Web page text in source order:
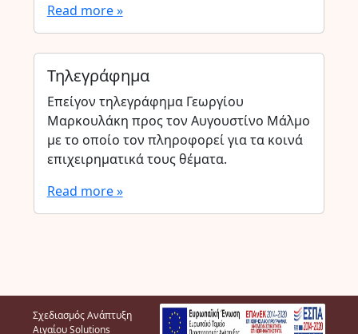
Read more »
Τηλεγράφημα
Επείγον τηλεγράφημα Γεωργίου
Μαρκουλάκη προς τον Αυγουστίνο Μάλμο
με το οποίο τον πληροφορεί για τα κοινά
επιχειρηματικά τους θέματα.
Read more »
Σχεδιασμός Ανάπτυξη
Αιγαίου Solutions